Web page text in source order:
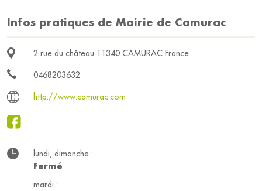
Infos pratiques de Mairie de Camurac
2 rue du château 11340 CAMURAC France
0468203632
http://www.camurac.com
lundi, dimanche :
Fermé
mardi :